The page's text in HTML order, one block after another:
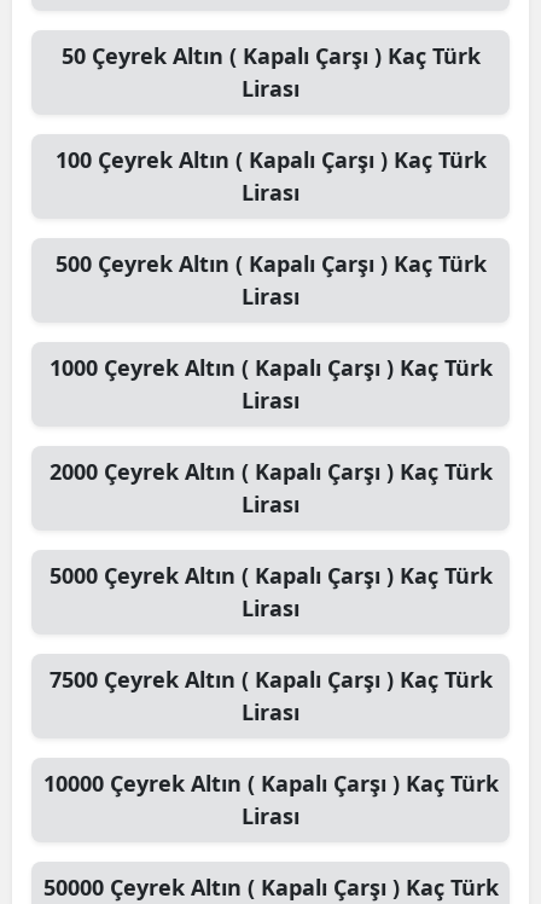
50 Çeyrek Altın ( Kapalı Çarşı )Kaç Türk
Lirası
100 Çeyrek Altın ( Kapalı Çarşı )Kaç Türk
Lirası
500 Çeyrek Altın ( Kapalı Çarşı )Kaç Türk
Lirası
1000 Çeyrek Altın ( Kapalı Çarşı )Kaç Türk
Lirası
2000 Çeyrek Altın ( Kapalı Çarşı )Kaç Türk
Lirası
5000 Çeyrek Altın ( Kapalı Çarşı )Kaç Türk
Lirası
7500 Çeyrek Altın ( Kapalı Çarşı )Kaç Türk
Lirası
10000 Çeyrek Altın ( Kapalı Çarşı )Kaç Türk
Lirası
50000 Çeyrek Altın ( Kapalı Çarşı )Kaç Türk